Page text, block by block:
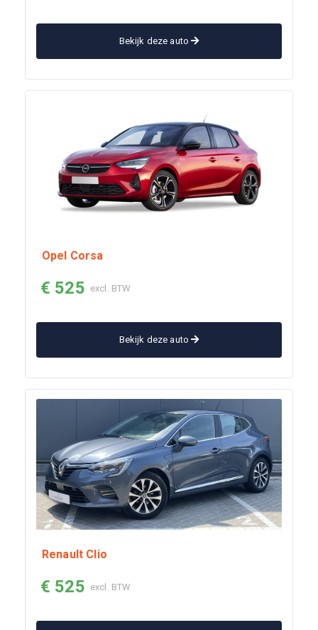
Bekijk deze auto
Opel Corsa
€ 525 excl. BTW
Bekijk deze auto
Renault Clio
€ 525 excl. BTW